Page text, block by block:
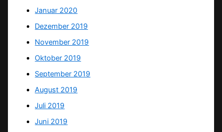
Januar 2020
Dezember 2019
November 2019
Oktober 2019
September 2019
August 2019
Juli 2019
Juni 2019